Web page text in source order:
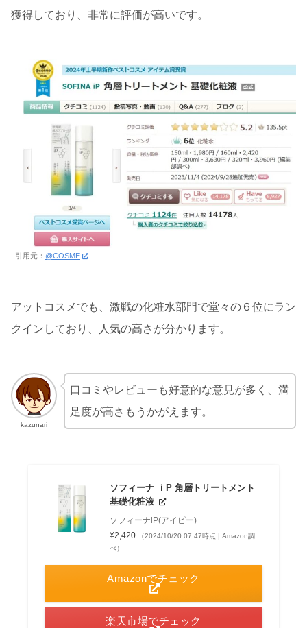
獲得しており、非常に評価が高いです。
引用元： @COSME
アットコスメでも、激戦の化粧水部門で堂々の６位にラン
クインしており、人気の高さが分かります。
kazunari
口コミやレビューも好意的な意見が多く、満
足度が高さもうかがえます。
ソフィーナ ｉP 角層トリートメント
基礎化粧液
ソフィーナiP(アイピー)
¥2,420
（2024/10/20 07:47時点 | Amazon調
べ）
Amazonでチェック
楽天市場でチェック